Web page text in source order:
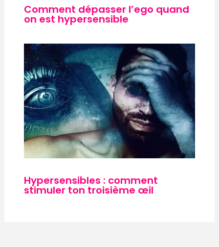
Comment dépasser l’ego quand
on est hypersensible
Hypersensibles : comment
stimuler ton troisième œil